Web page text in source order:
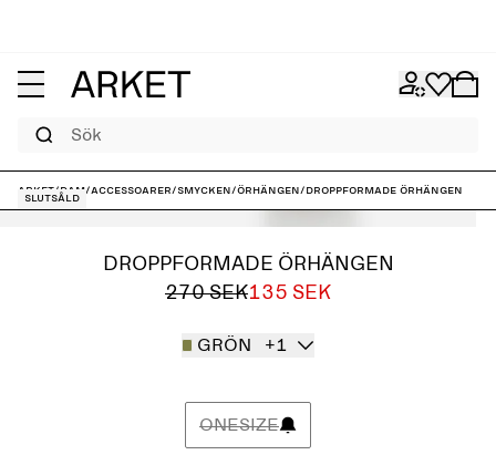
ARKET/Dam/Accessoarer/Smycken/Örhängen/Droppformade örhängen
Slutsåld
DROPPFORMADE ÖRHÄNGEN
270 SEK135 SEK
GRÖN +1
ONESIZE